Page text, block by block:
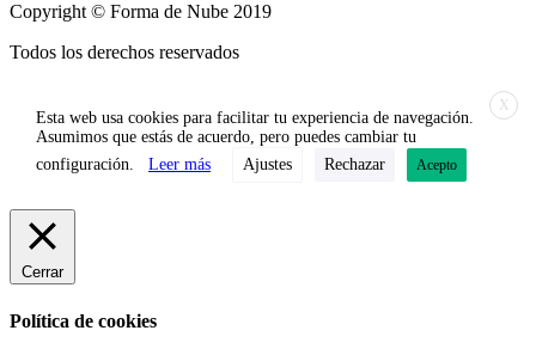
Copyright © Forma de Nube 2019
Todos los derechos reservados
X
Esta web usa cookies para facilitar tu experiencia de navegación.
Asumimos que estás de acuerdo, pero puedes cambiar tu
configuración.
Leer más Ajustes Rechazar Acepto
Cerrar
Política de cookies